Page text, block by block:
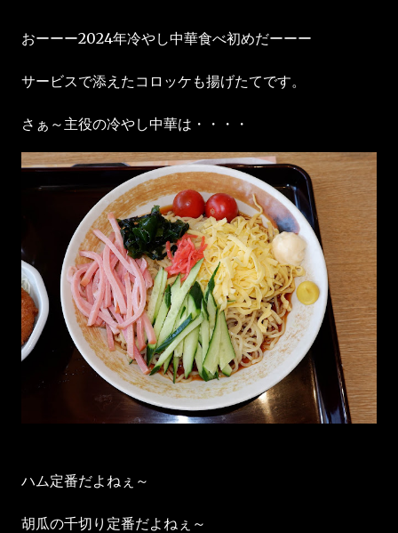
おーーー2024年冷やし中華食べ初めだーーー
サービスで添えたコロッケも揚げたてです。
さぁ～主役の冷やし中華は・・・・
ハム定番だよねぇ～
胡瓜の千切り定番だよねぇ～